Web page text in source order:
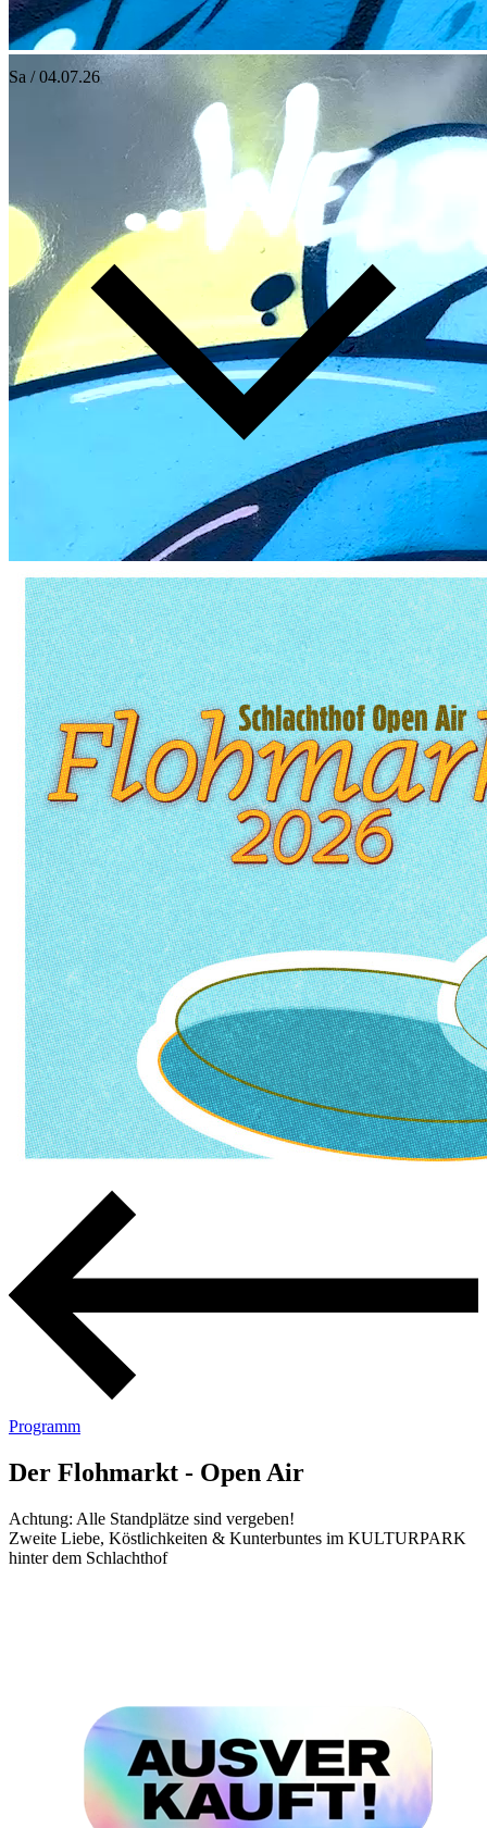
Sa / 04.07.26
Programm
Der Flohmarkt - Open Air
Achtung: Alle Standplätze sind vergeben!
Zweite Liebe, Köstlichkeiten & Kunterbuntes im KULTURPARK
hinter dem Schlachthof